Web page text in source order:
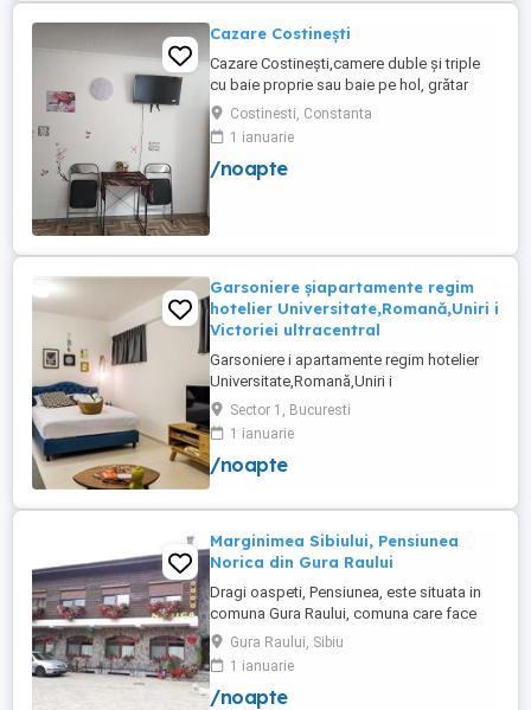
Cazare Costinești
Cazare Costinești,camere duble și triple
cu baie proprie sau baie pe hol, grătar
frigider curte,parcare proprie , prețuri
începând de la 150 lei pe noapte,telefon
Costinesti, Constanta
1 ianuarie
/noapte
Garsoniere șiapartamente regim
hotelier Universitate,Romană,Uniri i
Victoriei ultracentral
Garsoniere i apartamente regim hotelier
Universitate,Romană,Uniri i
Victoriei,renovate recent i utilate complet.
Preț: De la 120-200 lei pentru 3 ore Preț
garsoniere 120-200 lei pentru noapte Preț
apartamente 200-300 lei pentru noapte
Sector 1, Bucuresti
1 ianuarie
/noapte
Marginimea Sibiului, Pensiunea
Norica din Gura Raului
Dragi oaspeti, Pensiunea, este situata in
comuna Gura Raului, comuna care face
parte din salba celor mai vechi, frumoase
si instarite asezari ce alcatuiesc
Marginimea Sibiului, la 18 km de Sibiu in
directia Sebes (Cristian, Orlat, Gura
Gura Raului, Sibiu
1 ianuarie
/noapte